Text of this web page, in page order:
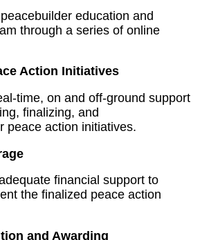
education and
through a series of online
Action Initiatives
time, on and off-ground support
finalizing, and
action initiatives.
financial support to
the finalized peace action
and Awarding